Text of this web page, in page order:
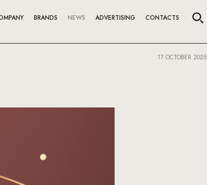
BRANDS NEWS ADVERTISING CONTACTS
17 OCTOBER 2025